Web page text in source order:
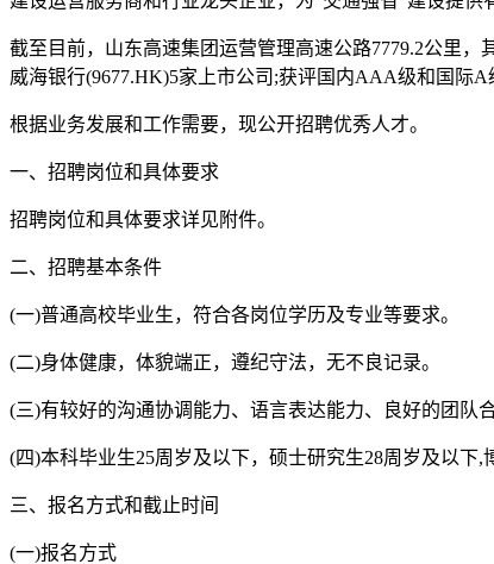
截至目前，山东高速集团运营管理高速公路7779.2公里，
威海银行(9677.HK)5家上市公司;获评国内AAA级和国际A
根据业务发展和工作需要，现公开招聘优秀人才。
一、招聘岗位和具体要求
招聘岗位和具体要求详见附件。
二、招聘基本条件
(一)普通高校毕业生，符合各岗位学历及专业等要求。
(二)身体健康，体貌端正，遵纪守法，无不良记录。
(三)有较好的沟通协调能力、语言表达能力、良好的团队合
(四)本科毕业生25周岁及以下，硕士研究生28周岁及以下
三、报名方式和截止时间
(一)报名方式